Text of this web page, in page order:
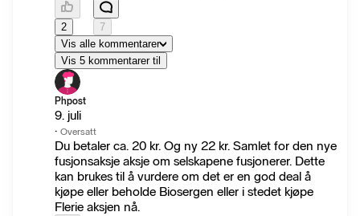
2
7
Vis alle kommentarer
Vis 5 kommentarer til
Phpost
9. juli
· Oversatt
Du betaler ca. 20 kr. Og ny 22 kr. Samlet for den nye
fusjonsaksje aksje om selskapene fusjonerer. Dette
kan brukes til å vurdere om det er en god deal å
kjøpe eller beholde Biosergen eller i stedet kjøpe
Flerie aksjen nå.